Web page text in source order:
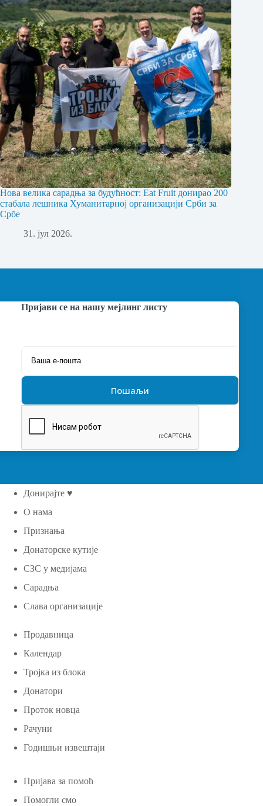
Нова велика сарадња за будућност: Eat Fruit донирао 200
стабала лешника Хуманитарној организацији Срби за
Србе
31. јул 2026.
Пријави се на нашу мејлинг листу
Донирајте ♥
О нама
Признања
Донаторске кутије
СЗС у медијама
Сарадња
Слава организације
Продавница
Календар
Тројка из блока
Донатори
Проток новца
Рачуни
Годишњи извештаји
Пријава за помоћ
Помогли смо